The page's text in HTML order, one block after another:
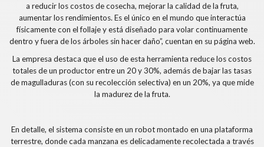
a reducir los costos de cosecha, mejorar la calidad de la fruta,
aumentar los rendimientos. Es el único en el mundo que interactúa
físicamente con el follaje y está diseñado para volar continuamente
dentro y fuera de los árboles sin hacer daño”, cuentan en su página web.
La empresa destaca que el uso de esta herramienta reduce los costos
totales de un productor entre un 20 y 30%, además de bajar las tasas
de magulladuras (con su recolección selectiva) en un 20%, ya que mide
la madurez de la fruta.
En detalle, el sistema consiste en un robot montado en una plataforma
terrestre, donde cada manzana es delicadamente recolectada a través